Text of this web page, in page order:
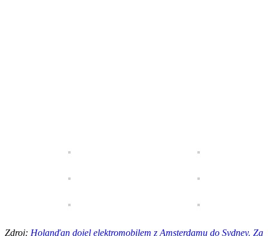
Zdroj: Holanďan dojel elektromobilem z Amsterdamu do Sydney. Za